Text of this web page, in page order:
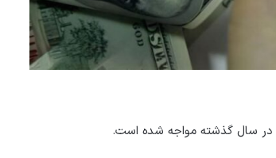
در سال گذشته مواجه شده است.